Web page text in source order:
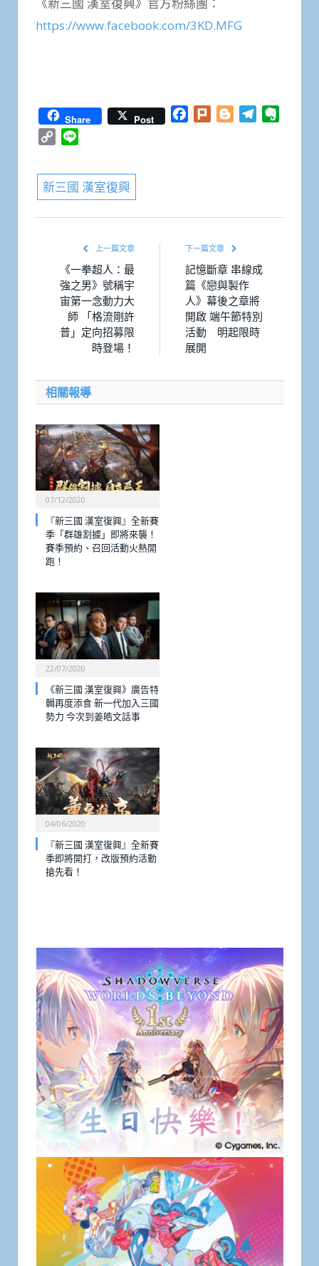
https://www.facebook.com/3KD.MFG
享
Share Post Facebook
Plurk BloggerTelegram
Copy
新三國 漢室復興
上一篇文章
《一拳超人：最
強之男》號稱宇
宙第一念動力大
師 「格流剛許
普」定向招募限
時登場！
下一篇文章
記憶斷章 串線成
篇《戀與製作
人》幕後之章將
開啟 端午節特別
活動 明起限時
展開
相關報導
07/12/2020
『新三國 漢室復興』全新賽
季「群雄割據」即將來襲！
賽季預約、召回活動火熱開
跑！
22/07/2020
《新三國 漢室復興》廣告特
輯再度添食 新一代加入三國
勢力 今次到姜皓文話事
04/06/2020
『新三國 漢室復興』全新賽
季即將開打，改版預約活動
搶先看！